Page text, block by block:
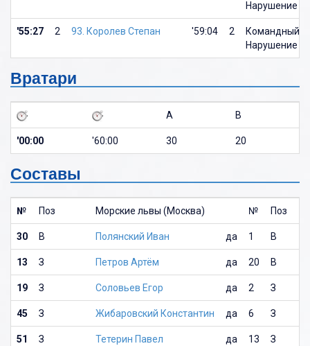
Нарушение
'55:27 2 93. Королев Степан '59:04 2
Командный
Нарушение
Вратари
A B
'00:00 '60:00 30 20
Составы
№ Поз Морские львы (Москва) № Поз
30 В Полянский Иван да 1 В
13 З Петров Артём да 20 В
19 З Соловьев Егор да 2 З
45 З Жибаровский Константин да 6 З
51 З Тетерин Павел да 13 З